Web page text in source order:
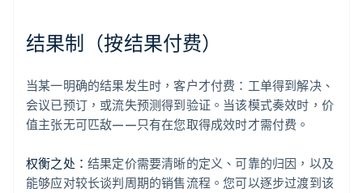
结果制（按结果付费）
当某一明确的结果发生时，客户才付费：工单得到解决、
会议已预订，或流失预测得到验证。当该模式奏效时，价
值主张无可匹敌——只有在您取得成效时才需付费。
权衡之处： 结果定价需要清晰的定义、可靠的归因，以及
能够应对较长谈判周期的销售流程。您可以逐步过渡到该